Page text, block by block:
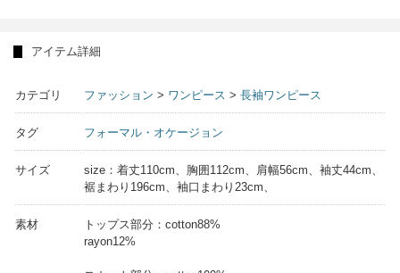
アイテム詳細
カテゴリ ファッション > ワンピース > 長袖ワンピース
タグ フォーマル・オケージョン
サイズ
size：着丈110cm、胸囲112cm、肩幅56cm、袖丈44cm、
裾まわり196cm、袖口まわり23cm、
素材
トップス部分：cotton88%
rayon12%